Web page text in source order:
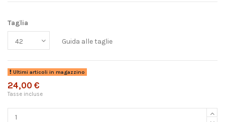
Taglia
Guida alle taglie
Ultimi articoli in magazzino
24,00 €
Tasse incluse